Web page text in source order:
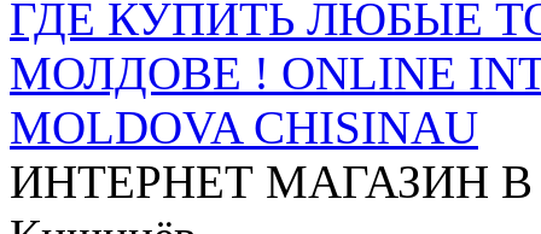
ГДЕ КУПИТЬ ЛЮБЫЕ
МОЛДОВЕ ! ONLINE
MOLDOVA CHISINAU
ИНТЕРНЕТ МАГАЗИН